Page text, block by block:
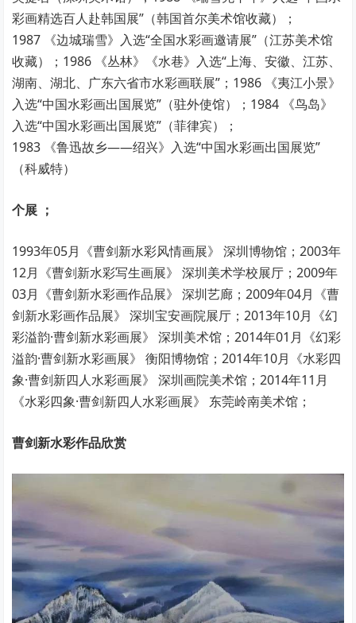
彩画精选百人赴韩国展”（韩国首尔美术馆收藏）；
1987 《边城瑞雪》入选“全国水彩画邀请展”（江苏美术馆
收藏）；1986 《丛林》《水巷》入选“上海、安徽、江苏、
湖南、湖北、广东六省市水彩画联展”；1986 《夷江小景》
入选“中国水彩画出国展览”（驻外使馆）；1984 《鸟岛》
入选“中国水彩画出国展览”（菲律宾）；
1983 《鲁迅故乡——绍兴》入选“中国水彩画出国展览”
（科威特）
个展 ；
1993年05月《曹剑新水彩风情画展》 深圳博物馆；2003年
12月《曹剑新水彩写生画展》 深圳美术学校展厅；2009年
03月《曹剑新水彩画作品展》 深圳艺廊；2009年04月《曹
剑新水彩画作品展》 深圳宝安画院展厅；2013年10月《幻
彩溢韵·曹剑新水彩画展》 深圳美术馆；2014年01月《幻彩
溢韵·曹剑新水彩画展》 衡阳博物馆；2014年10月《水彩四
象·曹剑新四人水彩画展》 深圳画院美术馆；2014年11月
《水彩四象·曹剑新四人水彩画展》 东莞岭南美术馆；
曹剑新水彩作品欣赏